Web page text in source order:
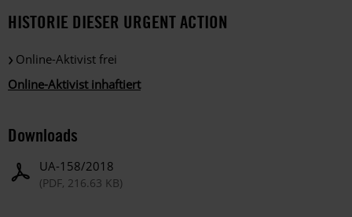
HISTORIE DIESER URGENT ACTION
Online-Aktivist frei
Online-Aktivist inhaftiert
Downloads
UA-158/2018
(PDF, 216.63 KB)